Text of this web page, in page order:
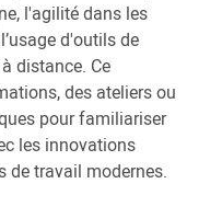
l'agilité dans les
d'outils de
distance. Ce
des ateliers ou
pour familiariser
les innovations
de travail modernes.